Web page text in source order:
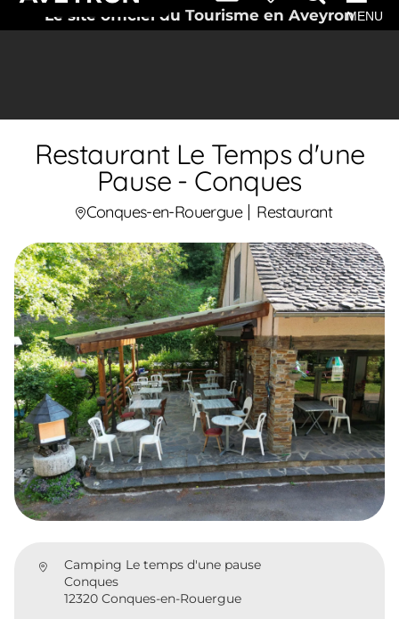
Le site officiel du Tourisme en AveyronMENU
Restaurant Le Temps d'une
Pause - Conques
Conques-en-Rouergue Restaurant
Camping Le temps d'une pause
Conques
12320 Conques-en-Rouergue